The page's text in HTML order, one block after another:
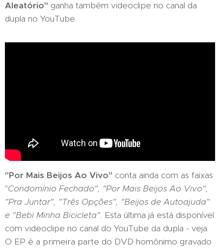
Aleatório" ganha também videoclipe no canal da
dupla no YouTube.
"Por Mais Beijos Ao Vivo" conta ainda com as faixas
"Condomínio Fechado", "Por Mais Beijos Ao Vivo",
"Pra Juntar", "Três Opções", "Beijos de Autoajuda"
e "Bebi Minha Bicicleta". Esta última já está disponível
com videoclipe no canal do YouTube da dupla - veja.
O EP é a primeira parte do DVD homônimo gravado